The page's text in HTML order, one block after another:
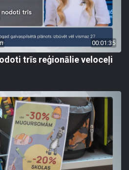
00:01:35
trīs reģionālie veloceļi